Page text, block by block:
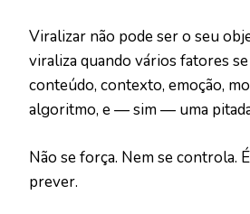
Viralizar não pode ser o seu
viraliza quando vários fatores
conteúdo, contexto, emoção,
algoritmo, e — sim — uma
Não se força. Nem se controla.
prever.